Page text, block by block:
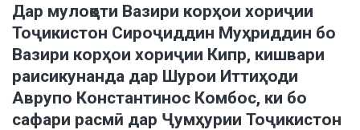
Дар мулоқоти Вазири корҳои хориҷии
Тоҷикистон Сироҷиддин Муҳриддин бо
Вазири корҳои хориҷии Кипр, кишвари
раисикунанда дар Шурои Иттиҳоди
Аврупо Константинос Комбос, ки бо
сафари расмӣ дар Ҷумҳурии Тоҷикистон